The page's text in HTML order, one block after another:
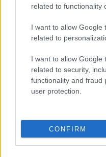
related to functionality
I want to allow Google
related to
I want to allow Google
related to security,
functionality and fraud
user protection.
CONFIRM
Őserdő. Első hallásra
havasai vagy a lengyel
de nem is a Kékes –